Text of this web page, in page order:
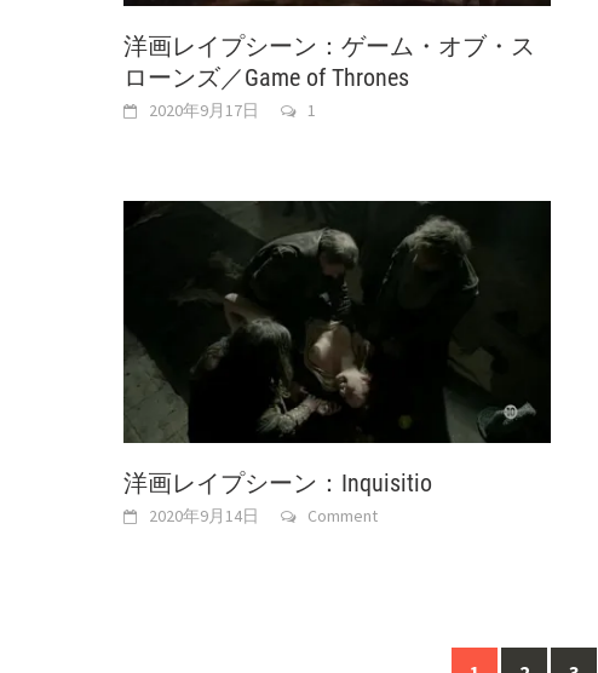
洋画レイプシーン：ゲーム・オブ・ス
ローンズ／Game of Thrones
2020年9月17日 1
洋画レイプシーン：Inquisitio
2020年9月14日 Comment